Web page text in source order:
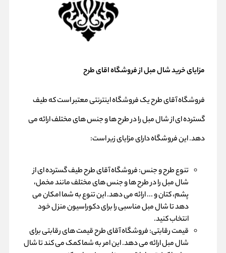
مزایای خرید شال مبل از فروشگاه اقای طرح
فروشگاه آقای طرح یک فروشگاه اینترنتی معتبر است که طیف
گسترده ای از شال مبل را در طرح ها و جنس های مختلف ارائه می
دهد. این فروشگاه دارای مزایای زیر است:
تنوع طرح و جنس: فروشگاه آقای طرح طیف گسترده ای از
شال مبل را در طرح ها و جنس های مختلف مانند مخمل،
پشم، کتان و ... ارائه می دهد. این تنوع به شما امکان می
دهد تا شال مبل مناسبی را برای دکوراسیون منزل خود
انتخاب کنید.
قیمت رقابتی: فروشگاه آقای طرح قیمت های رقابتی برای
شال مبل ارائه می دهد. این امر به شما کمک می کند تا شال